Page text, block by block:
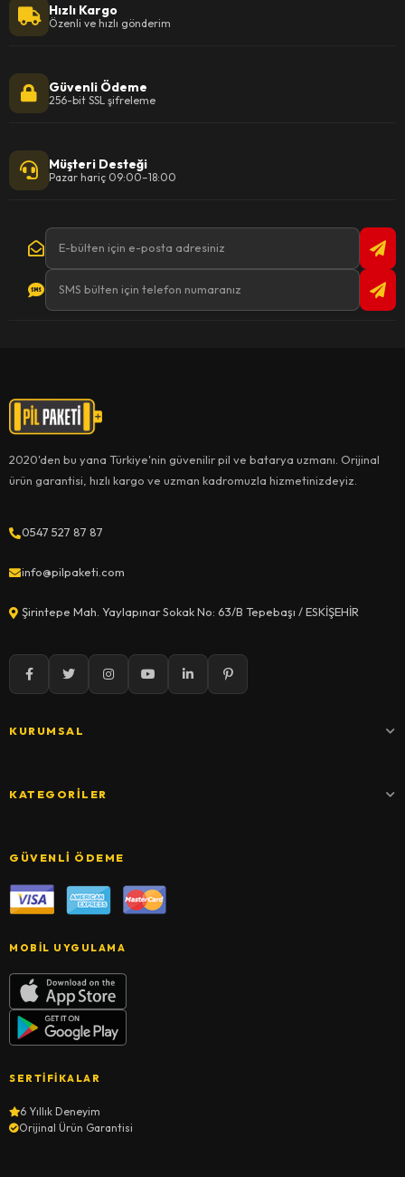
Hızlı Kargo
Özenli ve hızlı gönderim
Güvenli Ödeme
256-bit SSL şifreleme
Müşteri Desteği
Pazar hariç 09:00–18:00
2020'den bu yana Türkiye'nin güvenilir pil ve batarya uzmanı. Orijinal
ürün garantisi, hızlı kargo ve uzman kadromuzla hizmetinizdeyiz.
0547 527 87 87
info@pilpaketi.com
Şirintepe Mah. Yaylapınar Sokak No: 63/B Tepebaşı / ESKİŞEHİR
KURUMSAL
KATEGORILER
GÜVENLI ÖDEME
MOBIL UYGULAMA
SERTIFIKALAR
6 Yıllık Deneyim
Orijinal Ürün Garantisi